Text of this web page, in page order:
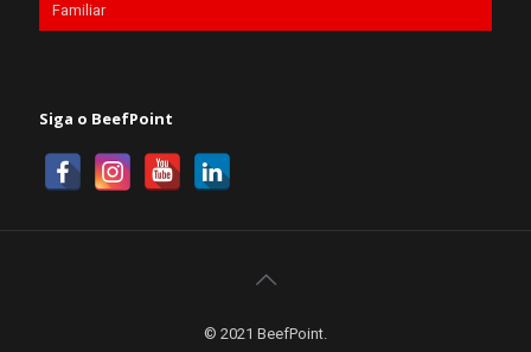
Familiar
Siga o BeefPoint
© 2021 BeefPoint.